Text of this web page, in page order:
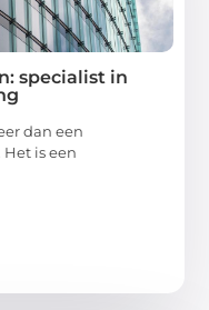
specialist in
dan een
is een